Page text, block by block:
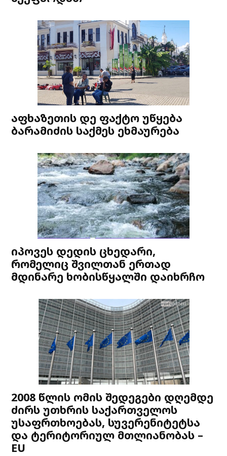
აფხაზეთის დე ფაქტო უწყება
ბარამიძის საქმეს ეხმაურება
იპოვეს დედის ცხედარი,
რომელიც შვილთან ერთად
მდინარე ხობისწყალში დაიხრჩო
2008 წლის ომის შედეგები დღემდე
ძირს უთხრის საქართველოს
უსაფრთხოებას, სუვერენიტეტსა
და ტერიტორიულ მთლიანობას –
EU